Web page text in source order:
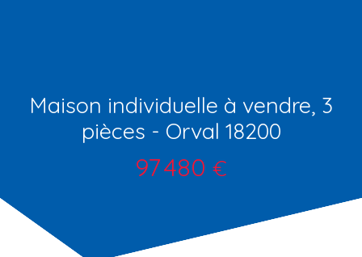
Maison individuelle à vendre, 3
pièces - Orval 18200
97 480 €